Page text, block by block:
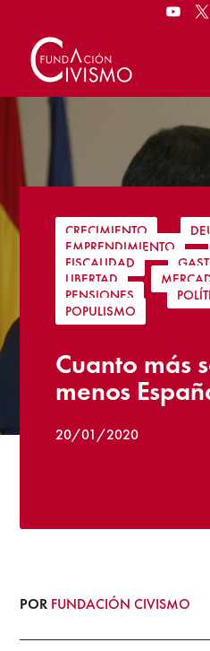
CRECIMIENTO |
EMPRENDIMIENTO
|
FISCALIDAD
|
LIBERTAD
|
PENSIONES
|
POPULISMO
Cuanto más
menos
20/01/2020
POR FUNDACIÓN CIVISMO